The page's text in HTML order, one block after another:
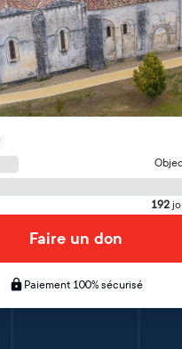
192
Faire un don
Paiement 100% sécurisé